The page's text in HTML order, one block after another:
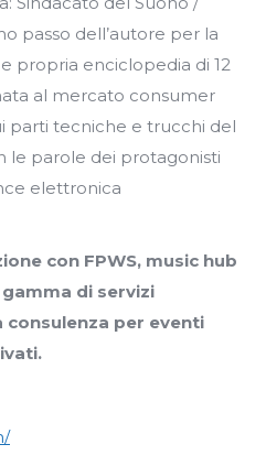
passo dell’autore per la
propria enciclopedia di 12
al mercato consumer
parti tecniche e trucchi del
le parole dei protagonisti
elettronica
con FPWS, music hub
di servizi
consulenza per eventi